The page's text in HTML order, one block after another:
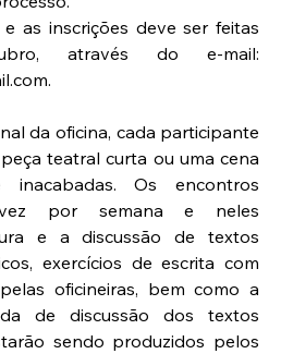
as inscrições deve ser feitas
através do e-mail:
da oficina, cada participante
teatral curta ou uma cena
Os encontros
por semana e neles
e a discussão de textos
exercícios de escrita com
oficineiras, bem como a
de discussão dos textos
sendo produzidos pelos